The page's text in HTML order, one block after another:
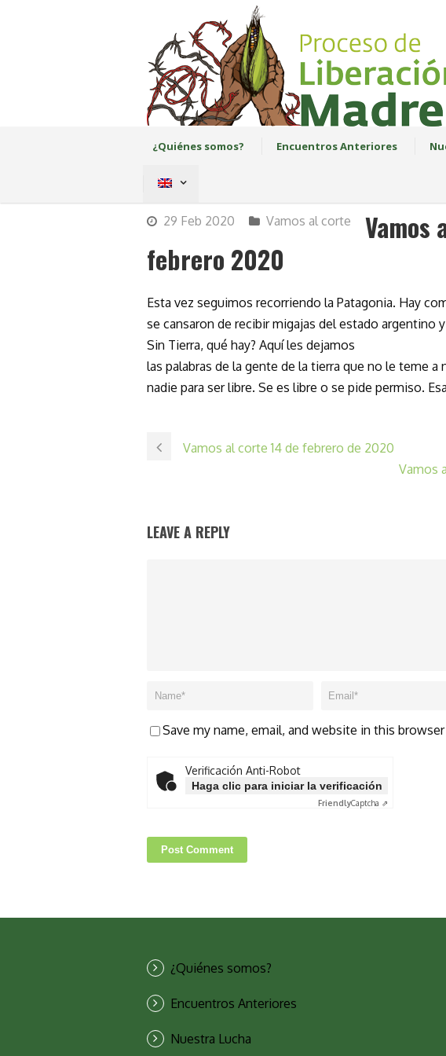
¿Quiénes somos? Encuentros Anteriores
29 Feb 2020 Vamos al corte
Vamos
febrero 2020
Esta vez seguimos recorriendo la Patagonia. Hay
se cansaron de recibir migajas del estado argentino
Sin Tierra, qué hay? Aquí les dejamos
las palabras de la gente de la tierra que no le teme a
nadie para ser libre. Se es libre o se pide permiso.
Vamos al corte 14 de febrero de 2020
Vamos
LEAVE A REPLY
Save my name, email, and website in this
Verificación Anti-Robot
Haga clic para iniciar la verificación
FriendlyCaptcha ⇗
¿Quiénes somos?
Encuentros Anteriores
Nuestra Lucha